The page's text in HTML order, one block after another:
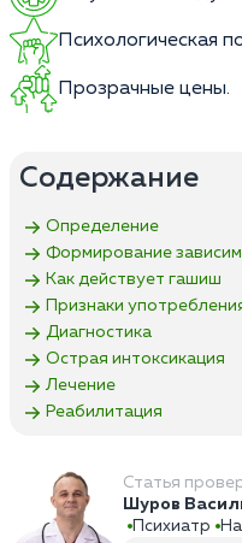
Психологическая
Прозрачные цены.
Содержание
Определение
Формирование
Как действует гашиш
Признаки
Диагностика
Острая интоксикация
Лечение
Реабилитация
Статья
Шуров
Психиатр